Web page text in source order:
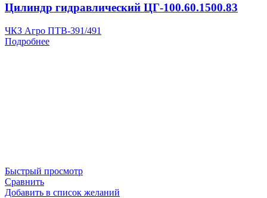
Цилиндр гидравлический ЦГ-100.60.1500.83
ЧКЗ Агро ПТВ-391/491
Подробнее
Быстрый просмотр
Сравнить
Добавить в список желаний